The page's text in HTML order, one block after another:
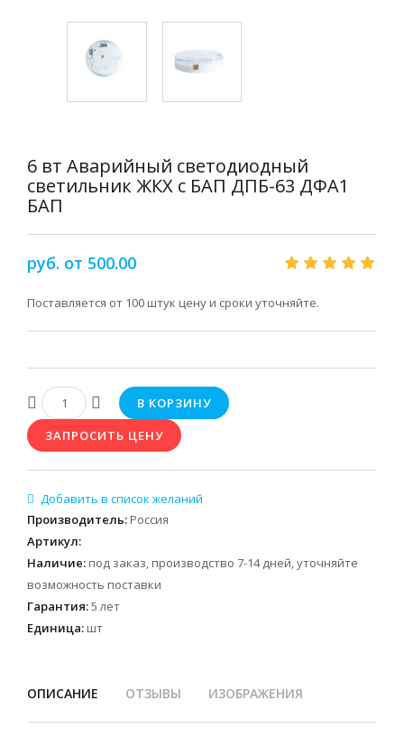
6 вт Аварийный светодиодный
светильник ЖКХ с БАП ДПБ-63 ДФА1
БАП
руб. от 500.00
Поставляется от 100 штук цену и сроки уточняйте.
Производитель: Россия
Артикул:
Наличие: под заказ, производство 7-14 дней, уточняйте
возможность поставки
Гарантия:5 лет
Единица: шт
ОПИСАНИЕ ОТЗЫВЫ ИЗОБРАЖЕНИЯ